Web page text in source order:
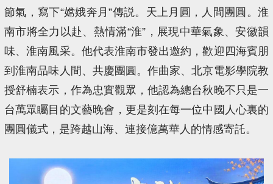
節氣，寫下“嫦娥奔月”傳説。天上月圓，人間團圓。淮
南市將全力以赴、熱情滿“淮”，展現中華氣象、安徽韻
味、淮南風采。他代表淮南市發出邀約，歡迎四海賓朋
到淮南品味人間、共慶團圓。作曲家、北京電影學院教
授舒楠表示，作為忠實觀眾，他認為總台秋晚不只是一
台萬眾矚目的文藝晚會，更是刻在每一位中國人心裏的
團圓儀式，是跨越山海、連接億萬華人的情感寄託。